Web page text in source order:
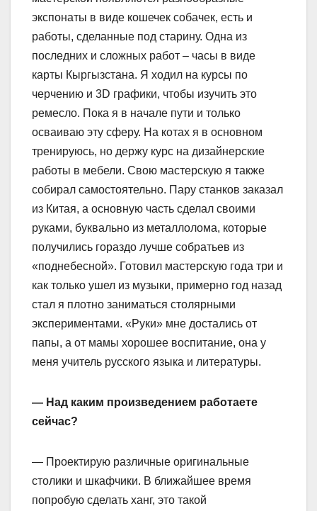
экспонаты в виде кошечек собачек, есть и
работы, сделанные под старину. Одна из
последних и сложных работ – часы в виде
карты Кыргызстана. Я ходил на курсы по
черчению и 3D графики, чтобы изучить это
ремесло. Пока я в начале пути и только
осваиваю эту сферу. На котах я в основном
тренируюсь, но держу курс на дизайнерские
работы в мебели. Свою мастерскую я также
собирал самостоятельно. Пару станков заказал
из Китая, а основную часть сделал своими
руками, буквально из металлолома, которые
получились гораздо лучше собратьев из
«поднебесной». Готовил мастерскую года три и
как только ушел из музыки, примерно год назад
стал я плотно заниматься столярными
экспериментами. «Руки» мне достались от
папы, а от мамы хорошее воспитание, она у
меня учитель русского языка и литературы.
— Над каким произведением работаете
сейчас?
— Проектирую различные оригинальные
столики и шкафчики. В ближайшее время
попробую сделать ханг, это такой